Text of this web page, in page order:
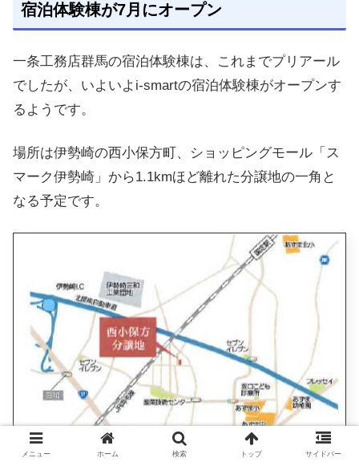
宿泊体験棟が7月にオープン
一条工務店群馬の宿泊体験棟は、これまでプリアール
でしたが、いよいよi-smartの宿泊体験棟がオープンす
るようです。
場所は伊勢崎の西小保方町、ショッピングモール「ス
マーク伊勢崎」から1.1kmほど離れた分譲地の一角と
なる予定です。
メニュー ホーム 検索 トップ サイドバー